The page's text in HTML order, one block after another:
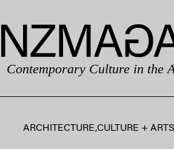
Contemporary Culture in the
ARCHITECTURE,CULTURE + ARTS